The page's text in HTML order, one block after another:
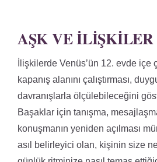
AŞK VE İLIŞKILER
İlişkilerde Venüs’ün 12. evde içe
kapanış alanını çalıştırması,
davranışlarla ölçülebileceğini
Başaklar için tanışma,
konuşmanın yeniden açılması
asıl belirleyici olan, kişinin size